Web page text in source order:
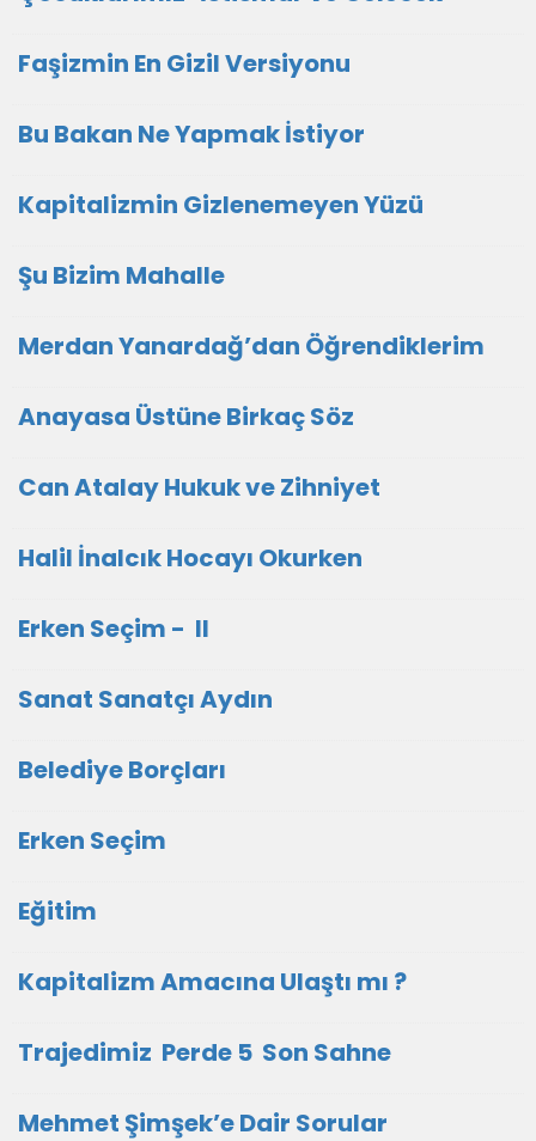
Faşizmin En Gizil Versiyonu
Bu Bakan Ne Yapmak İstiyor
Kapitalizmin Gizlenemeyen Yüzü
Şu Bizim Mahalle
Merdan Yanardağ’dan Öğrendiklerim
Anayasa Üstüne Birkaç Söz
Can Atalay Hukuk ve Zihniyet
Halil İnalcık Hocayı Okurken
Erken Seçim - II
Sanat Sanatçı Aydın
Belediye Borçları
Erken Seçim
Eğitim
Kapitalizm Amacına Ulaştı mı ?
Trajedimiz Perde 5 Son Sahne
Mehmet Şimşek’e Dair Sorular